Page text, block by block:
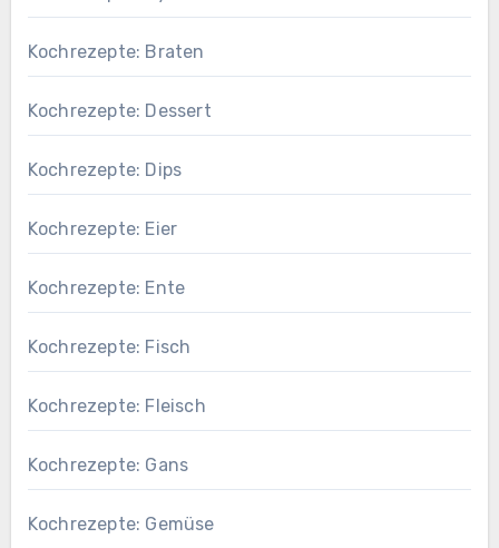
Kochrezepte: Braten
Kochrezepte: Dessert
Kochrezepte: Dips
Kochrezepte: Eier
Kochrezepte: Ente
Kochrezepte: Fisch
Kochrezepte: Fleisch
Kochrezepte: Gans
Kochrezepte: Gemüse